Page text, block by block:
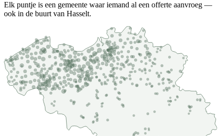
Elk puntje is een gemeente waar iemand al een offerte aanvroeg —
ook in de buurt van Hasselt.